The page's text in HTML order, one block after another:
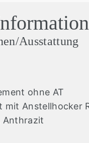
Ausstattung
ohne AT
mit Anstellhocker
Anthrazit